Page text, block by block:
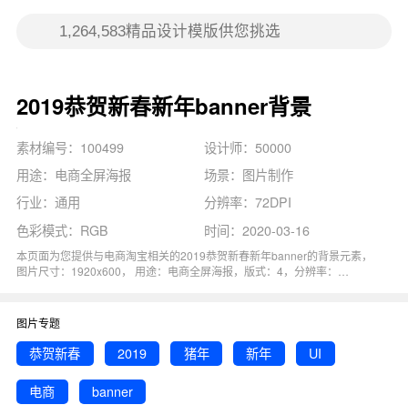
2019恭贺新春新年banner背景
素材编号：100499
设计师：50000
用途：电商全屏海报
场景：图片制作
行业：通用
分辨率：72DPI
色彩模式：RGB
时间：2020-03-16
本页面为您提供与电商淘宝相关的2019恭贺新春新年banner的背景元素，
图片尺寸：1920x600， 用途：电商全屏海报，版式：4，分辨率：
较感兴趣，赶快点击编辑吧！
图片专题
恭贺新春 2019 猪年 新年 UI
电商 banner